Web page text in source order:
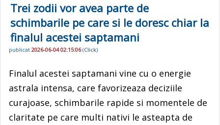
Trei zodii vor avea parte de
schimbarile pe care si le doresc chiar la
finalul acestei saptamani
publicat 2026-06-04 02:15:06(Click)
Finalul acestei saptamani vine cu o energie
astrala intensa, care favorizeaza deciziile
curajoase, schimbarile rapide si momentele de
claritate pe care multi nativi le asteapta de